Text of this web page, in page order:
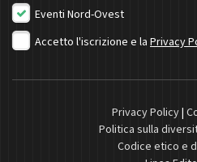
Eventi Nord-Ovest
Accetto l'iscrizione e la Privacy
Privacy Policy|
Politica sulla
Codice etico e